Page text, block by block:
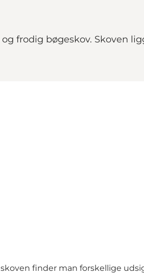
frodig bøgeskov. Skoven
finder man forskellige